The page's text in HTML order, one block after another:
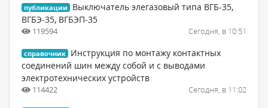
публикации
Выключатель элегазовый типа ВГБ-35,
ВГБЭ-35, ВГБЭП-35
119594 Сегодня, в 10:51
справочник
Инструкция по монтажу контактных
соединений шин между собой и с выводами
электротехнических устройств
114422 Сегодня, в 11:02